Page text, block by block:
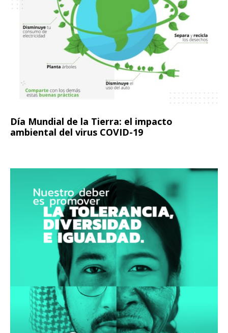
Día Mundial de la Tierra: el impacto
ambiental del virus COVID-19